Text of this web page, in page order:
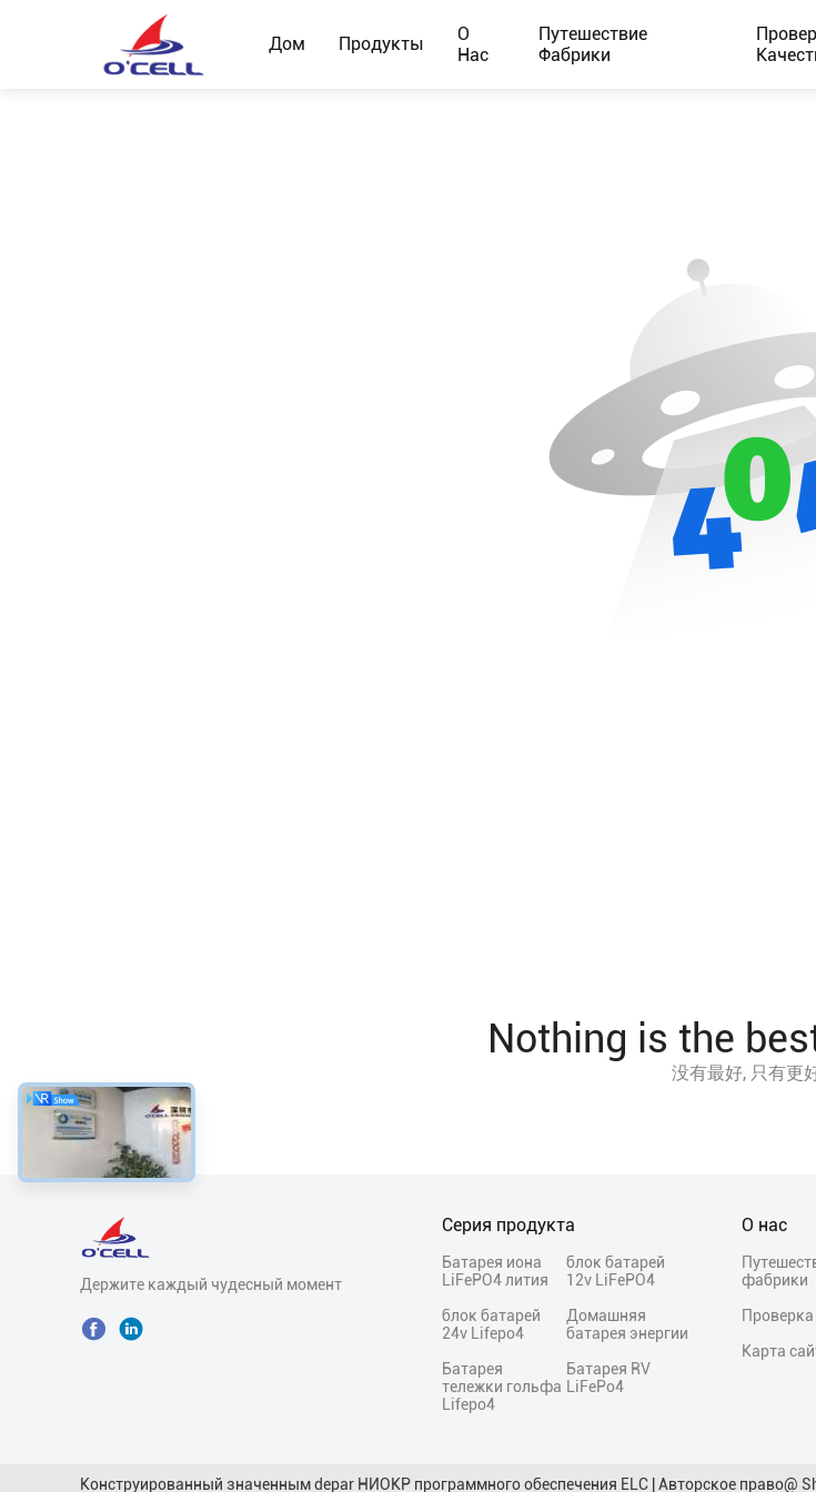
Дом Продукты
О
Нас
Путешествие
Фабрики
Nothing is the
没有最好, 只有更
Держите каждый чудесный момент
Серия продукта
Батарея иона
LiFePO4 лития
блок батарей
12v LiFePO4
блок батарей
24v Lifepo4
Домашняя
батарея энергии
Батарея
тележки гольфа
Lifepo4
Батарея RV
LiFePo4
О нас
фабрики
Проверка
Карта
Конструированный значенным depar НИОКР программного обеспечения ELC | Авторское право@